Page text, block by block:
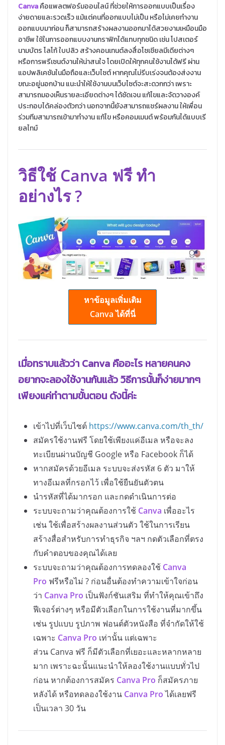
Canvaคือแพลตฟอร์มออนไลน์ ที่ช่วยให้การออกแบบเป็นเรื่อง
ง่ายดายและรวดเร็ว แม้แต่คนที่ออกแบบไม่เป็น หรือไม่เคยทำงาน
ออกแบบมาก่อน ก็สามารถสร้างผลงานออกมาได้สวยงามเหมือนมือ
อาชีพ ใช้ในการออกแบบงานกราฟิกได้แทบทุกชนิด เช่น โปสเตอร์
นามบัตร โลโก้ ใบปลิว สร้างคอนเทนต์ลงสื่อโซเชียลมีเดียต่างๆ
หรือการพรีเซนต์งานให้น่าสนใจ โดยเปิดให้ทุกคนใช้งานได้ฟรี ผ่าน
แอปพลิเคชันในมือถือและเว็บไซต์ หากคุณไม่รีบเร่งจนต้องส่งงาน
ขณะอยู่นอกบ้าน แนะนำให้ใช้งานบนเว็บไซต์จะสะดวกกว่า เพราะ
สามารถมองเห็นรายละเอียดต่างๆ ได้ชัดเจน แก้ไขและจัดวางองค์
ประกอบได้คล่องตัวกว่า นอกจากนี้ยังสามารถแชร์ผลงาน ให้เพื่อน
ร่วมทีมสามารถเข้ามาทำงาน แก้ไข หรือคอมเมนต์ พร้อมกันได้แบบเรี
ยลไทม์
วิธีใช้ Canva ฟรี ทำ
อย่างไร ?
หาข้อมูลเพิ่มเติม
Canva ได้ที่นี่
เมื่อทราบแล้วว่า Canva คืออะไร หลายคนคง
อยากจะลองใช้งานกันแล้ว วิธีการนั้นก็ง่ายมากๆ
เพียงแค่ทำตามขั้นตอน ดังนี้ค่ะ
เข้าไปที่เว็บไซต์ https://www.canva.com/th_th/
สมัครใช้งานฟรี โดยใช้เพียงแค่อีเมล หรือจะลง
ทะเบียนผ่านบัญชี Google หรือ Facebook ก็ได้
หากสมัครด้วยอีเมล ระบบจะส่งรหัส 6 ตัว มาให้
ทางอีเมลที่กรอกไว้ เพื่อใช้ยืนยันตัวตน
นำรหัสที่ได้มากรอก และกดดำเนินการต่อ
ระบบจะถามว่าคุณต้องการใช้ Canva เพื่ออะไร
เช่น ใช้เพื่อสร้างผลงานส่วนตัว ใช้ในการเรียน
สร้างสื่อสำหรับการทำธุรกิจ ฯลฯ กดตัวเลือกที่ตรง
กับคำตอบของคุณได้เลย
ระบบจะถามว่าคุณต้องการทดลองใช้ Canva
Pro ฟรีหรือไม่ ? ก่อนอื่นต้องทำความเข้าใจก่อน
ว่า Canva Pro เป็นฟังก์ชันเสริม ที่ทำให้คุณเข้าถึง
ฟีเจอร์ต่างๆ หรือมีตัวเลือกในการใช้งานที่มากขึ้น
เช่น รูปแบบ รูปภาพ ฟอนต์ตัวหนังสือ ที่จำกัดให้ใช้
เฉพาะ Canva Pro เท่านั้น แต่เฉพาะ
ส่วน Canva ฟรี ก็มีตัวเลือกที่เยอะและหลากหลาย
มาก เพราะฉะนั้นแนะนำให้ลองใช้งานแบบทั่วไป
ก่อน หากต้องการสมัคร Canva Pro ก็สมัครภาย
หลังได้ หรือทดลองใช้งาน Canva Proได้เลยฟรี
เป็นเวลา 30 วัน